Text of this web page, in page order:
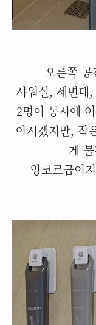
오른쪽
샤워실, 세면대
2명이 동시에
아시겠지만, 작
게
앙코르급이